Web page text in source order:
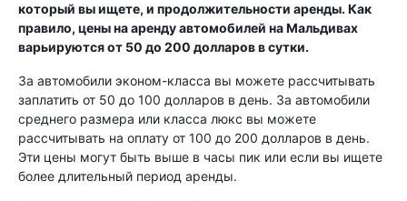
который вы ищете, и продолжительности аренды. Как
правило, цены на аренду автомобилей на Мальдивах
варьируются от 50 до 200 долларов в сутки.
За автомобили эконом-класса вы можете рассчитывать
заплатить от 50 до 100 долларов в день. За автомобили
среднего размера или класса люкс вы можете
рассчитывать на оплату от 100 до 200 долларов в день.
Эти цены могут быть выше в часы пик или если вы ищете
более длительный период аренды.